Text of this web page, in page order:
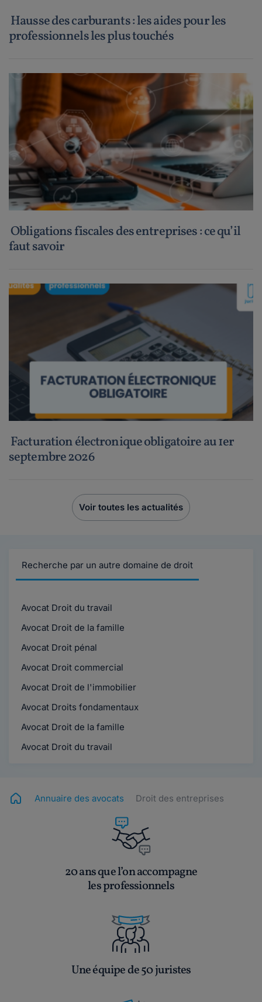
Hausse des carburants : les aides pour les
professionnels les plus touchés
Obligations fiscales des entreprises : ce qu’il
faut savoir
Facturation électronique obligatoire au 1er
septembre 2026
Voir toutes les actualités
Recherche par un autre domaine de droit
Avocat Droit du travail
Avocat Droit de la famille
Avocat Droit pénal
Avocat Droit commercial
Avocat Droit de l'immobilier
Avocat Droits fondamentaux
Avocat Droit de la famille
Avocat Droit du travail
Annuaire des avocats Droit des entreprises
20 ans que l’on accompagne
les professionnels
Une équipe de 50 juristes